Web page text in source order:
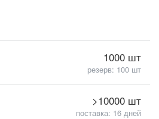
1000 шт
резерв: 100 шт
>10000 шт
поставка: 16 дней